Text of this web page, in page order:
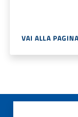
VAI ALLA PAGINA